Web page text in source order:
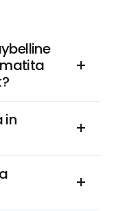
matita
in